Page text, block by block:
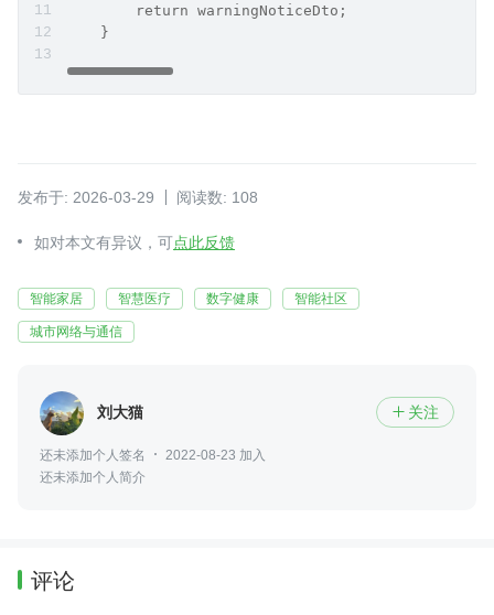
        return warningNoticeDto;
    }
发布于: 2026-03-29 阅读数: 108
如对本文有异议，可点此反馈
智能家居 智慧医疗 数字健康 智能社区
城市网络与通信
刘大猫  关注
还未添加个人签名
2022-08-23 加入
还未添加个人简介
评论